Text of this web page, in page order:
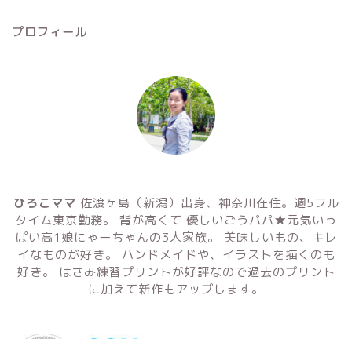
プロフィール
ひろこママ 佐渡ヶ島（新潟）出身、神奈川在住。週5フル
タイム東京勤務。 背が高くて 優しいごうパパ★元気いっ
ぱい高1娘にゃーちゃんの3人家族。 美味しいもの、キレ
イなものが好き。 ハンドメイドや、イラストを描くのも
好き。 はさみ練習プリントが好評なので過去のプリント
に加えて新作もアップします。